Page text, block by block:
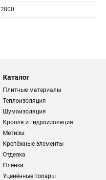
2800
Каталог
Плитные материалы
Теплоизоляция
Шумоизоляция
Кровля и гидроизоляция
Метизы
Крепёжные элементы
Отделка
Плёнки
Уценённые товары